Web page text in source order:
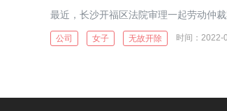
公司 女子 无故开除 时间：2022-